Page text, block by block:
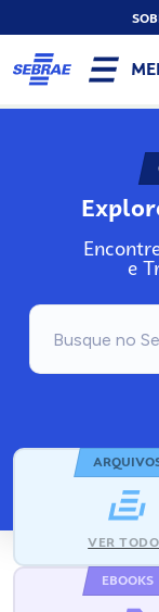
e
VER
EBOOKS